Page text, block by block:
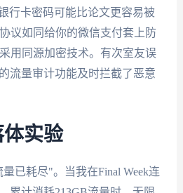
行卡密码可能比论文更容易被
议如同给你的微信支付套上防
用同源加密技术。有次室友误
流量审计功能及时拦截了恶意
实验
已耗尽"。当我在Final Week连